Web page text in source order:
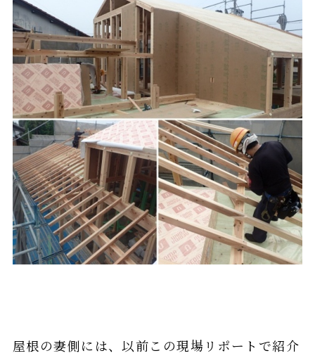
屋根の妻側には、以前この現場リポートで紹介